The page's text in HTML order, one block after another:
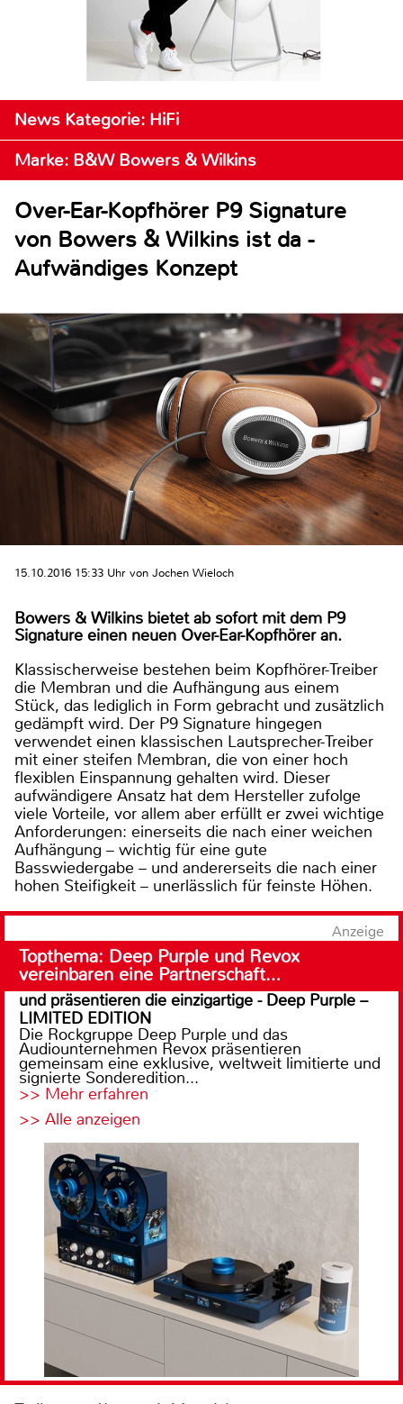
News Kategorie: HiFi
Marke: B&W Bowers & Wilkins
Over-Ear-Kopfhörer P9 Signature
von Bowers & Wilkins ist da -
Aufwändiges Konzept
15.10.2016 15:33 Uhr von Jochen Wieloch
Bowers & Wilkins bietet ab sofort mit dem P9
Signature einen neuen Over-Ear-Kopfhörer an.
Klassischerweise bestehen beim Kopfhörer-Treiber
die Membran und die Aufhängung aus einem
Stück, das lediglich in Form gebracht und zusätzlich
gedämpft wird. Der P9 Signature hingegen
verwendet einen klassischen Lautsprecher-Treiber
mit einer steifen Membran, die von einer hoch
flexiblen Einspannung gehalten wird. Dieser
aufwändigere Ansatz hat dem Hersteller zufolge
viele Vorteile, vor allem aber erfüllt er zwei wichtige
Anforderungen: einerseits die nach einer weichen
Aufhängung – wichtig für eine gute
Basswiedergabe – und andererseits die nach einer
hohen Steifigkeit – unerlässlich für feinste Höhen.
Anzeige
Topthema: Deep Purple und Revox
vereinbaren eine Partnerschaft…
und präsentieren die einzigartige - Deep Purple –
LIMITED EDITION
Die Rockgruppe Deep Purple und das
Audiounternehmen Revox präsentieren
gemeinsam eine exklusive, weltweit limitierte und
signierte Sonderedition...
>> Mehr erfahren
>> Alle anzeigen